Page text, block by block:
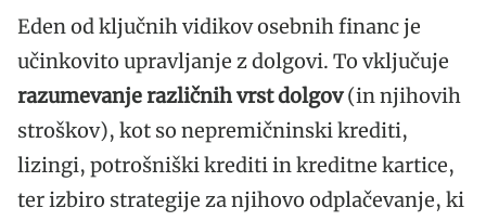
Eden od ključnih vidikov osebnih financ je
učinkovito upravljanje z dolgovi. To vključuje
razumevanje različnih vrst dolgov(in njihovih
stroškov), kot so nepremičninski krediti,
lizingi, potrošniški krediti in kreditne kartice,
ter izbiro strategije za njihovo odplačevanje, ki